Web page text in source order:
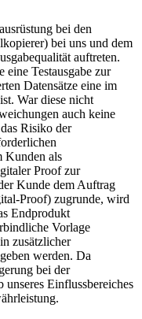
bei den
bei uns und dem
auftreten.
eine Testausgabe zur
Datensätze eine im
War diese nicht
auch keine
Risiko der
Kunden als
Proof zur
Kunde dem Auftrag
Proof) zugrunde, wird
Endprodukt
Vorlage
zusätzlicher
werden. Da
bei der
Einflussbereiches